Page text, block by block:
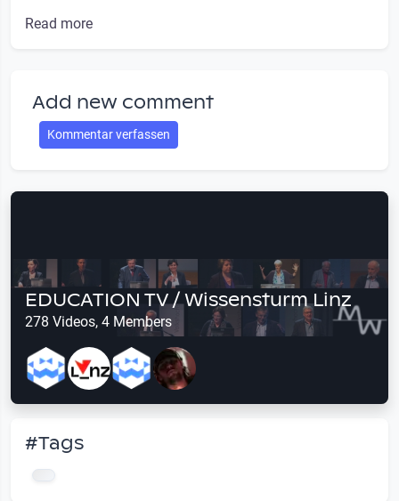
Read more
Add new comment
Kommentar verfassen
EDUCATION TV / Wissensturm Linz
278 Videos, 4 Members
#Tags